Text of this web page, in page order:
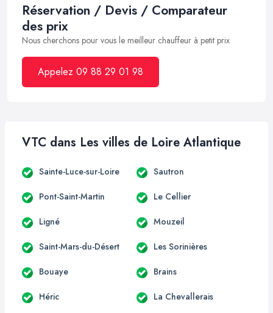
Réservation / Devis / Comparateur
des prix
Nous cherchons pour vous le meilleur chauffeur à petit prix
Appelez 09 88 29 01 98
VTC dans Les villes de Loire Atlantique
Sainte-Luce-sur-Loire Sautron
Pont-Saint-Martin Le Cellier
Ligné Mouzeil
Saint-Mars-du-Désert Les Sorinières
Bouaye Brains
Héric La Chevallerais